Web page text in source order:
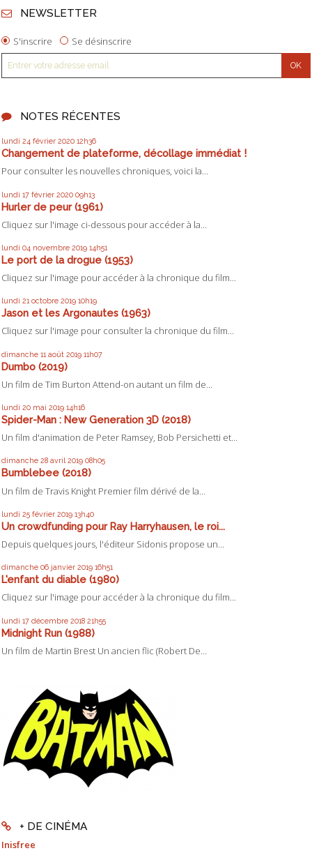
NEWSLETTER
S'inscrire Se désinscrire
NOTES RÉCENTES
lundi 24 février 2020 12h36
Changement de plateforme, décollage immédiat !
Pour consulter les nouvelles chroniques, voici la...
lundi 17 février 2020 09h13
Hurler de peur (1961)
Cliquez sur l'image ci-dessous pour accéder à la...
lundi 04 novembre 2019 14h51
Le port de la drogue (1953)
Cliquez sur l'image pour accéder à la chronique du film...
lundi 21 octobre 2019 10h19
Jason et les Argonautes (1963)
Cliquez sur l'image pour consulter la chronique du film...
dimanche 11 août 2019 11h07
Dumbo (2019)
Un film de Tim Burton Attend-on autant un film de...
lundi 20 mai 2019 14h16
Spider-Man : New Generation 3D (2018)
Un film d'animation de Peter Ramsey, Bob Persichetti et...
dimanche 28 avril 2019 08h05
Bumblebee (2018)
Un film de Travis Knight Premier film dérivé de la...
lundi 25 février 2019 13h40
Un crowdfunding pour Ray Harryhausen, le roi...
Depuis quelques jours, l'éditeur Sidonis propose un...
dimanche 06 janvier 2019 16h51
L'enfant du diable (1980)
Cliquez sur l'image pour accéder à la chronique du film...
lundi 17 décembre 2018 21h55
Midnight Run (1988)
Un film de Martin Brest Un ancien flic (Robert De...
+ DE CINÉMA
Inisfree